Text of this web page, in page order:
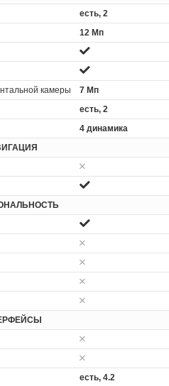
есть, 2
12 Мп
камеры
7 Мп
есть, 2
4 динамика
есть, 4.2